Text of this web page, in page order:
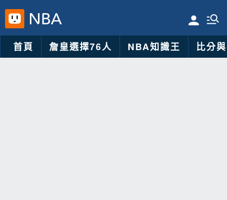
首頁 詹皇選擇76人 NBA知識王 比分